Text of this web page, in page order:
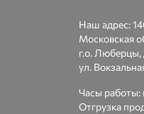
Наш адрес:
Московская
г.о. Люберцы,
ул.
Часы работы:
Отгрузка